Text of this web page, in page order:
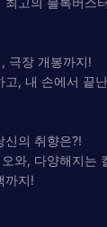
극장 개봉까지!
고, 내 손에서 끝
신의 취향은?!
와, 다양해지는
까지!